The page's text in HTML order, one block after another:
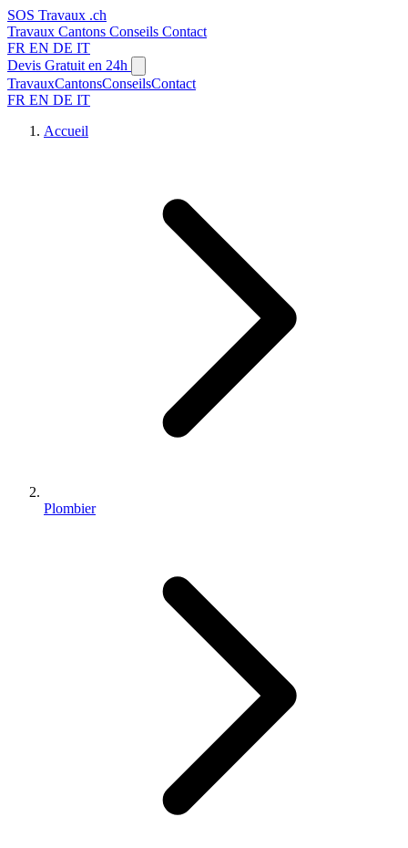
SOS Travaux .ch
Travaux Cantons Conseils Contact
FR EN DE IT
Devis Gratuit en 24h
TravauxCantonsConseilsContact
FR EN DE IT
Accueil
Plombier